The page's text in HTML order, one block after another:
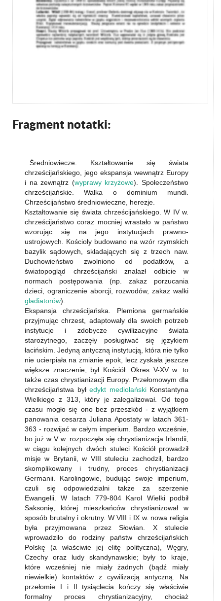
Fragment notatki:
Średniowiecze. Kształtowanie się świata
chrześcijańskiego, jego ekspansja wewnątrz Europy
i na zewnątrz (wyprawy krzyżowe). Społeczeństwo
chrześcijańskie. Walka o dominium mundi.
Chrześcijaństwo średniowieczne, herezje.
Kształtowanie się świata chrześcijańskiego. W IV w.
chrześcijaństwo coraz mocniej wrastało w państwo
wzorując się na jego instytucjach prawno-
ustrojowych. Kościoły budowano na wzór rzymskich
bazylik sądowych, składających się z trzech naw.
Duchowieństwo zwolniono od podatków, a
światopogląd chrześcijański znalazł odbicie w
normach postępowania (np. zakaz porzucania
dzieci, ograniczenie aborcji, rozwodów, zakaz walki
gladiatorów).
Ekspansja chrześcijańska. Plemiona germańskie
przyjmując chrzest, adaptowały dla swoich potrzeb
instytucje i zdobycze cywilizacyjne świata
starożytnego, zaczęły posługiwać się językiem
łacińskim. Jedyną antyczną instytucją, która nie tylko
nie ucierpiała na zmianie epok, lecz zyskała jeszcze
większe znaczenie, był Kościół. Okres V-XV w. to
także czas chrystianizacji Europy. Przełomowym dla
chrześcijaństwa był edykt mediolańskiKonstantyna
Wielkiego z 313, który je zalegalizował. Od tego
czasu mogło się ono bez przeszkód - z wyjątkiem
panowania cesarza Juliana Apostaty w latach 361-
363 - rozwijać w całym imperium. Bardzo wcześnie,
bo już w V w. rozpoczęła się chrystianizacja Irlandii,
w ciągu kolejnych dwóch stuleci Kościół prowadził
misje w Brytanii, w VIII stuleciu zachodził, bardzo
skomplikowany i trudny, proces chrystianizacji
Germanii. Karolingowie, budując swoje imperium,
czuli się odpowiedzialni także za szerzenie
Ewangelii. W latach 779-804 Karol Wielki podbił
Saksonię, której mieszkańców chrystianizował w
sposób brutalny i okrutny. W VIII i IX w. nowa religia
była przyjmowana przez Słowian. X stulecie
wprowadziło do rodziny państw chrześcijańskich
Polskę (a właściwie jej elitę polityczna), Węgry,
Czechy oraz ludy skandynawskie; były to kraje,
które wcześniej nie miały żadnych (bądź miały
niewielkie) kontaktów z cywilizacją antyczną. Na
przełomie I i II tysiąclecia kończy się właściwie
formalny proces chrystianizacyjny, chociaż